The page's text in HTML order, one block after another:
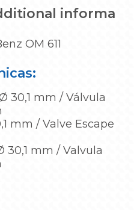
OM 611
30,1 mm / Válvula
mm / Valve Escape
30,1 mm / Valvula